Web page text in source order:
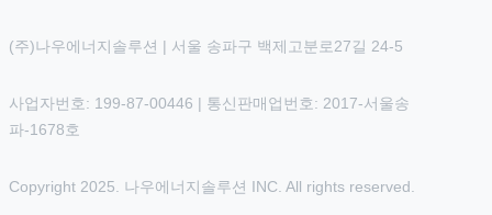
(주)나우에너지솔루션 | 서울 송파구 백제고분로27길 24-5
사업자번호: 199-87-00446 | 통신판매업번호: 2017-서울송
파-1678호
Copyright 2025. 나우에너지솔루션 INC. All rights reserved.